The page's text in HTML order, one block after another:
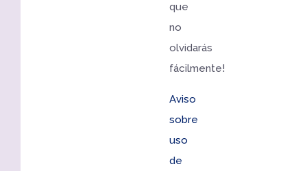
que
no
olvidarás
fácilmente!
Aviso
sobre
uso
de